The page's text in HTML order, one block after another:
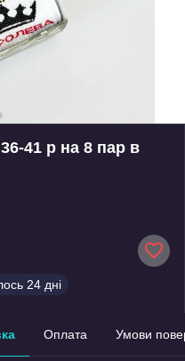
41 р на 8 пар в
24 дні
Оплата Умови